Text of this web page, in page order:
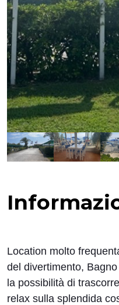
Location molto
del divertimento,
la possibilità di
relax sulla splendida